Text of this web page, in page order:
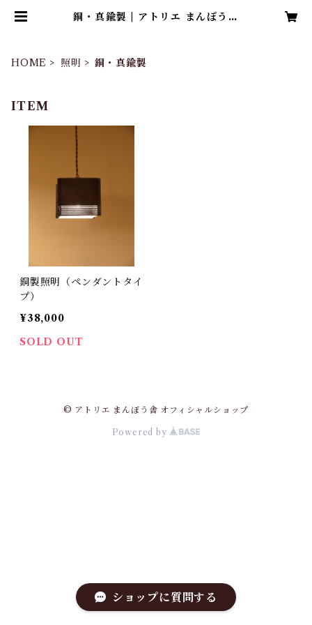
銅・真鍮製 | アトリエ まんぼう舎
HOME 照明 銅・真鍮製
ITEM
銅製照明（ペンダントタイ
プ）
¥38,000
SOLD OUT
© アトリエ まんぼう舎 オフィシャルショップ
Powered by
ショップに質問する